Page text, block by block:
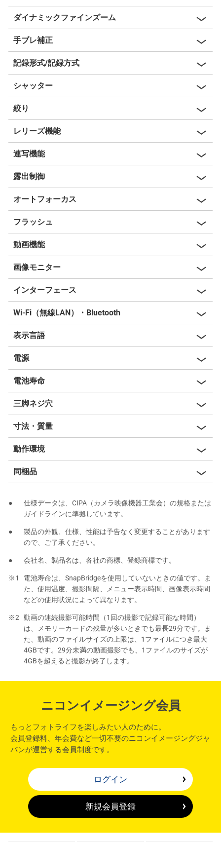
ダイナミックファインズーム
手ブレ補正
記録形式/記録方式
シャッター
絞り
レリーズ機能
連写機能
露出制御
オートフォーカス
フラッシュ
動画機能
画像モニター
インターフェース
Wi-Fi（無線LAN）・Bluetooth
表示言語
電源
電池寿命
三脚ネジ穴
寸法・質量
動作環境
同梱品
仕様データは、CIPA（カメラ映像機器工業会）の規格または
ガイドラインに準拠しています。
製品の外観、仕様、性能は予告なく変更することがあります
ので、ご了承ください。
会社名、製品名は、各社の商標、登録商標です。
電池寿命は、SnapBridgeを使用していないときの値です。ま
た、使用温度、撮影間隔、メニュー表示時間、画像表示時間
などの使用状況によって異なります。
動画の連続撮影可能時間（1回の撮影で記録可能な時間）
は、メモリーカードの残量が多いときでも最長29分です。ま
た、動画のファイルサイズの上限は、1ファイルにつき最大
4GBです。29分未満の動画撮影でも、1ファイルのサイズが
4GBを超えると撮影が終了します。
ニコンイメージング会員
もっとフォトライフを楽しみたい人のために。
会員登録料、年会費など一切不要のニコンイメージングジャ
パンが運営する会員制度です。
ログイン
新規会員登録